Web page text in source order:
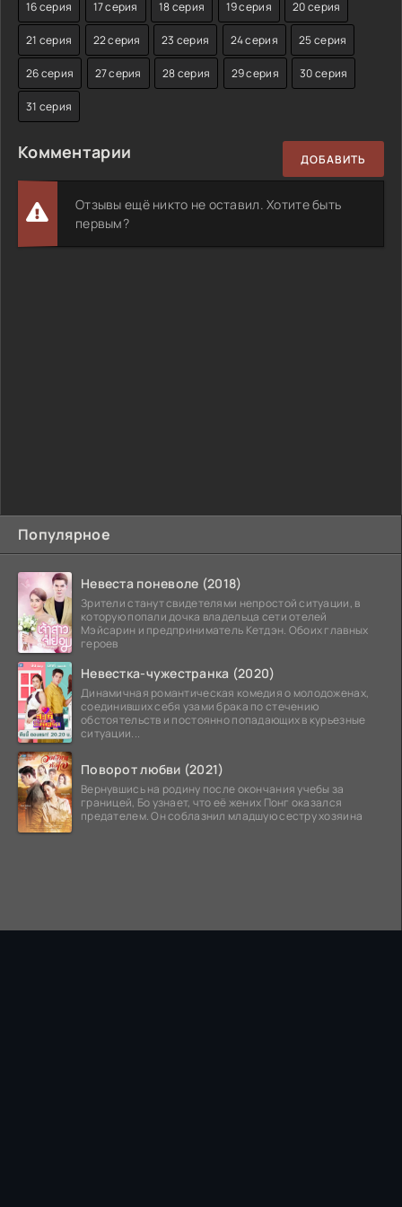
Популярное
Невеста поневоле (2018)
Зрители станут свидетелями непростой ситуации, в
которую попали дочка владельца сети отелей
Мэйсарин и предприниматель Кетдэн. Обоих главных
героев
Невестка-чужестранка (2020)
Динамичная романтическая комедия о молодоженах,
соединивших себя узами брака по стечению
обстоятельств и постоянно попадающих в курьезные
ситуации...
Поворот любви (2021)
Вернувшись на родину после окончания учебы за
границей, Бо узнает, что её жених Понг оказался
предателем. Он соблазнил младшую сестру хозяина
16 серия 17 серия 18 серия 19 серия 20 серия
21 серия 22 серия 23 серия 24 серия 25 серия
26 серия 27 серия 28 серия 29 серия 30 серия
31 серия
Комментарии ДОБАВИТЬ
Отзывы ещё никто не оставил. Хотите быть
первым?